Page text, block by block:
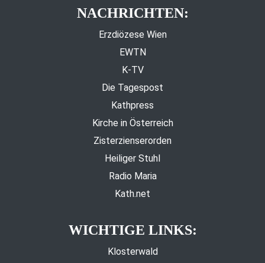
NACHRICHTEN:
Erzdiözese Wien
EWTN
K-TV
Die Tagespost
Kathpress
Kirche in Österreich
Zisterzienserorden
Heiliger Stuhl
Radio Maria
Kath.net
WICHTIGE LINKS:
Klosterwald